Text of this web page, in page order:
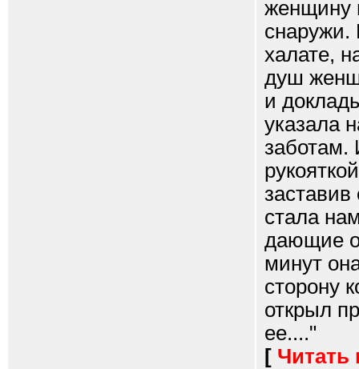
женщину
снаружи.
халате,
душ
и
указала
заботам.
стала
дающие о
минут
сторону
открыл
ее...."
[ Читать